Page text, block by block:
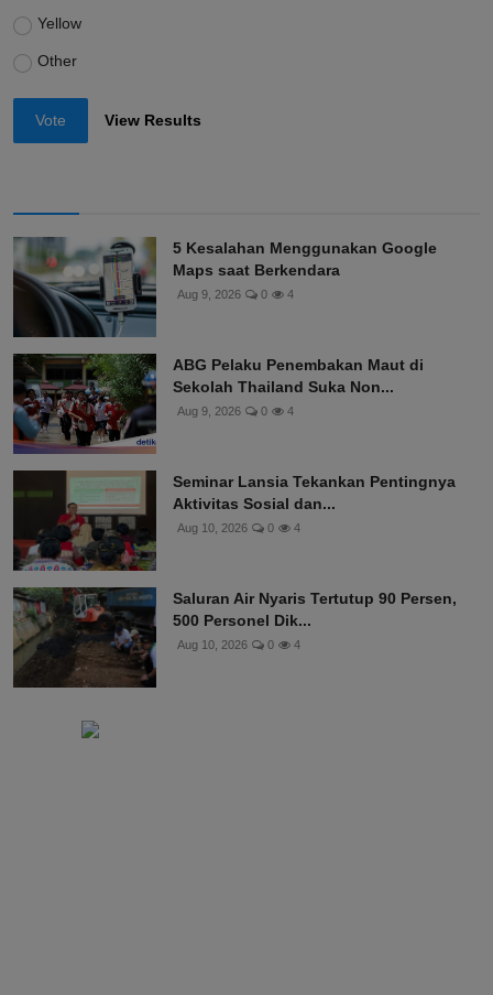
Yellow
Other
Vote View Results
5 Kesalahan Menggunakan Google
Maps saat Berkendara
Aug 9, 2026 0 4
ABG Pelaku Penembakan Maut di
Sekolah Thailand Suka Non...
Aug 9, 2026 0 4
Seminar Lansia Tekankan Pentingnya
Aktivitas Sosial dan...
Aug 10, 2026 0 4
Saluran Air Nyaris Tertutup 90 Persen,
500 Personel Dik...
Aug 10, 2026 0 4